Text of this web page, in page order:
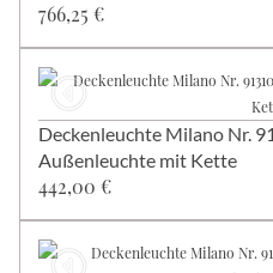
766,25 €
Deckenleuchte Milano Nr.
Außenleuchte mit Kette
442,00 €